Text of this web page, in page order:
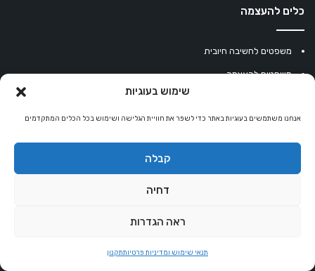
שימוש בעוגיות
אנחנו משתמשים בעוגיות באתר כדי לשפר את חוויית הגלישה ושימוש בכל הכלים המתקדמים
קבלה
דחיה
ראה הגדרות
תנאי שימוש ומדיניות פרטיותתקנון
כלים להעצמה
משפטים לחשיבה חיובית
משפטים להעצמה
מחשבון נומרולוגיה
קריסטלים למזלות
© כל הזכויות שמורות 2026 |